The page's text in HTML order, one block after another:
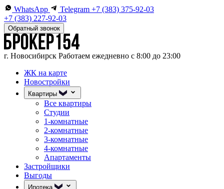
WhatsApp Telegram +7 (383) 375-92-03
+7 (383) 227-92-03
Обратный звонок
г. Новосибирск Работаем ежедневно с 8:00 до 23:00
ЖК на карте
Новостройки
Квартиры
Все квартиры
Студии
1-комнатные
2-комнатные
3-комнатные
4-комнатные
Апартаменты
Застройщики
Выгоды
Ипотека